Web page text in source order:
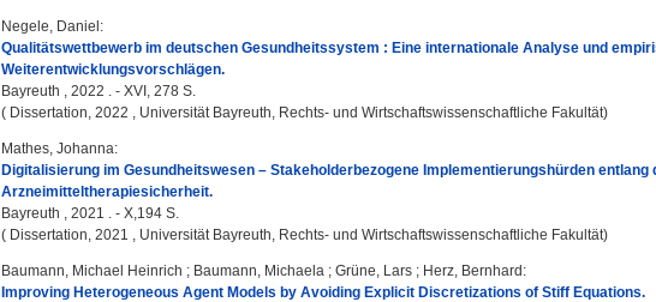
Negele, Daniel :
Qualitätswettbewerb im deutschen Gesundheitssystem : Eine internationale Analyse und
Weiterentwicklungsvorschlägen.
Bayreuth , 2022 . - XVI, 278 S.
( Dissertation, 2022 , Universität Bayreuth, Rechts- und Wirtschaftswissenschaftliche Fakultät)
Mathes, Johanna:
Digitalisierung im Gesundheitswesen – Stakeholderbezogene Implementierungshürden
Arzneimitteltherapiesicherheit.
Bayreuth , 2021 . - X,194 S.
( Dissertation, 2021 , Universität Bayreuth, Rechts- und Wirtschaftswissenschaftliche Fakultät)
Baumann, Michael Heinrich ; Baumann, Michaela ; Grüne, Lars ; Herz, Bernhard :
Improving Heterogeneous Agent Models by Avoiding Explicit Discretizations of Stiff Equations.